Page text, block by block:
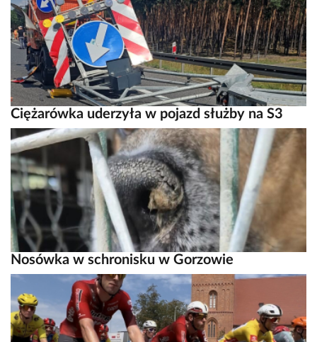
Ciężarówka uderzyła w pojazd służby na S3
Nosówka w schronisku w Gorzowie